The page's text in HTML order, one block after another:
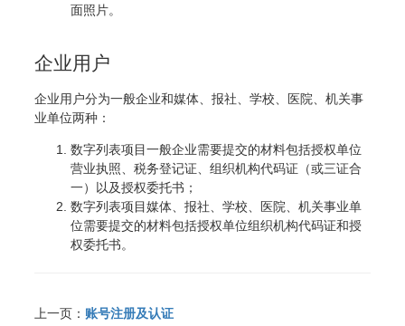
面照片。
企业用户
企业用户分为一般企业和媒体、报社、学校、医院、机关事
业单位两种：
数字列表项目一般企业需要提交的材料包括授权单位
营业执照、税务登记证、组织机构代码证（或三证合
一）以及授权委托书；
数字列表项目媒体、报社、学校、医院、机关事业单
位需要提交的材料包括授权单位组织机构代码证和授
权委托书。
上一页： 账号注册及认证